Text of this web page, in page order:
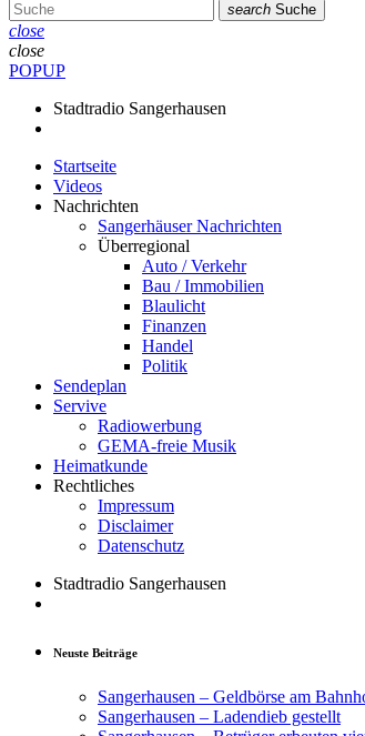
search Suche
close
close
POPUP
Stadtradio Sangerhausen
Startseite
Videos
Nachrichten
Sangerhäuser Nachrichten
Überregional
Auto / Verkehr
Bau / Immobilien
Blaulicht
Finanzen
Handel
Politik
Sendeplan
Servive
Radiowerbung
GEMA-freie Musik
Heimatkunde
Rechtliches
Impressum
Disclaimer
Datenschutz
Stadtradio Sangerhausen
Neuste Beiträge
Sangerhausen – Geldbörse am
Sangerhausen – Ladendieb gestellt